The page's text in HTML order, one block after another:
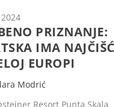
PRIZNANJE:
IMA
EUROPI
Modrić